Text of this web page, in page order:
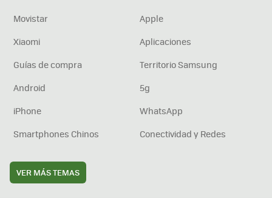
Movistar
Apple
Xiaomi
Aplicaciones
Guías de compra
Territorio Samsung
Android
5g
iPhone
WhatsApp
Smartphones Chinos
Conectividad y Redes
VER MÁS TEMAS